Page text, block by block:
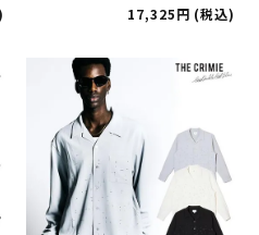
17,325 税込